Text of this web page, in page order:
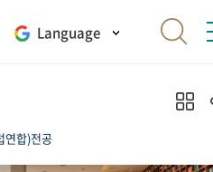
Language
연합)전공